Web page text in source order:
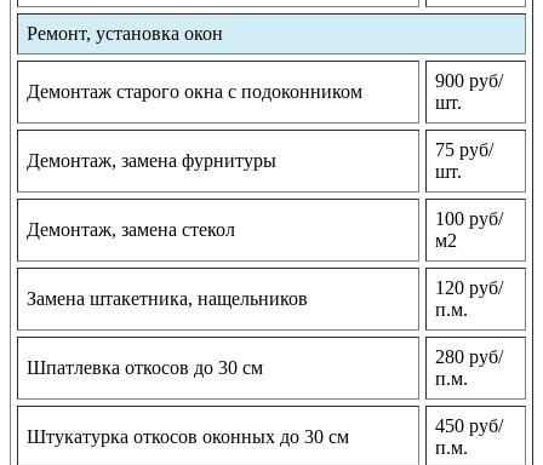
Ремонт, установка окон
Демонтаж старого окна с подоконником
900 руб/
шт.
Демонтаж, замена фурнитуры
75 руб/
шт.
Демонтаж, замена стекол
100 руб/
м2
Замена штакетника, нащельников
120 руб/
п.м.
Шпатлевка откосов до 30 см
280 руб/
п.м.
Штукатурка откосов оконных до 30 см
450 руб/
п.м.